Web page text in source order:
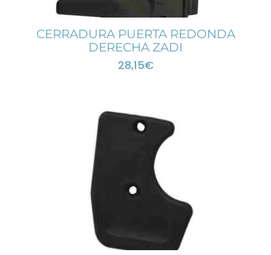
CERRADURA PUERTA REDONDA
DERECHA ZADI
28,15€